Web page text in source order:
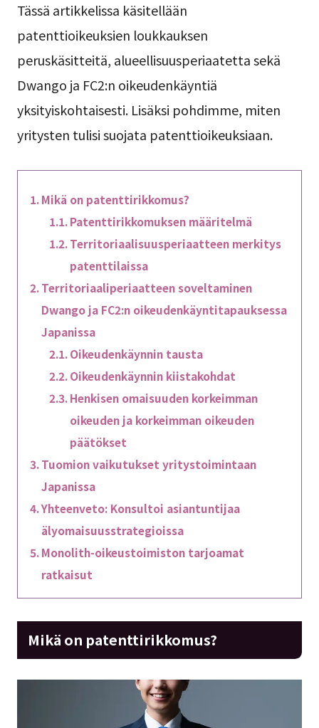
Tässä artikkelissa käsitellään
patenttioikeuksien loukkauksen
peruskäsitteitä, alueellisuusperiaatetta sekä
Dwango ja FC2:n oikeudenkäyntiä
yksityiskohtaisesti. Lisäksi pohdimme, miten
yritysten tulisi suojata patenttioikeuksiaan.
Mikä on patenttirikkomus?
Patenttirikkomuksen määritelmä
Territoriaalisuusperiaatteen merkitys
patenttilaissa
Territoriaaliperiaatteen soveltaminen
Dwango ja FC2:n oikeudenkäyntitapauksessa
Japanissa
Oikeudenkäynnin tausta
Oikeudenkäynnin kiistakohdat
Henkisen omaisuuden korkeimman
oikeuden ja korkeimman oikeuden
päätökset
Tuomion vaikutukset yritystoimintaan
Japanissa
Yhteenveto: Konsultoi asiantuntijaa
älyomaisuusstrategioissa
Monolith-oikeustoimiston tarjoamat
ratkaisut
Mikä on patenttirikkomus?